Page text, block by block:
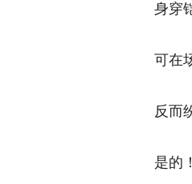
身穿
可在
反而
是的！